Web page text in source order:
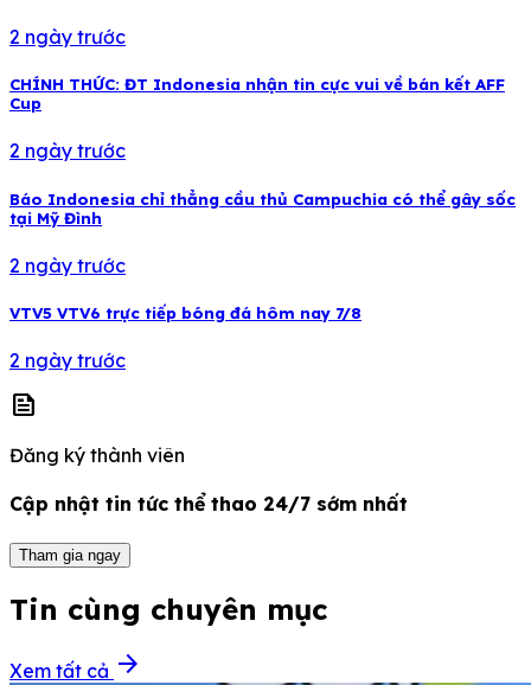
2 ngày trước
CHÍNH THỨC: ĐT Indonesia nhận tin cực vui về bán kết AFF
Cup
2 ngày trước
Báo Indonesia chỉ thẳng cầu thủ Campuchia có thể gây sốc
tại Mỹ Đình
2 ngày trước
VTV5 VTV6 trực tiếp bóng đá hôm nay 7/8
2 ngày trước
news
Đăng ký thành viên
Cập nhật tin tức thể thao 24/7 sớm nhất
Tham gia ngay
Tin cùng chuyên mục
Xem tất cả arrow_forward